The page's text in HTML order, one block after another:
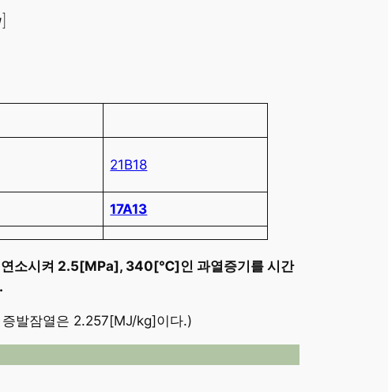
]
21B18
17A13
소시켜 2.5[MPa], 340[℃]인 과열증기를 시간
발잠열은 2.257[MJ/kg]이다.)